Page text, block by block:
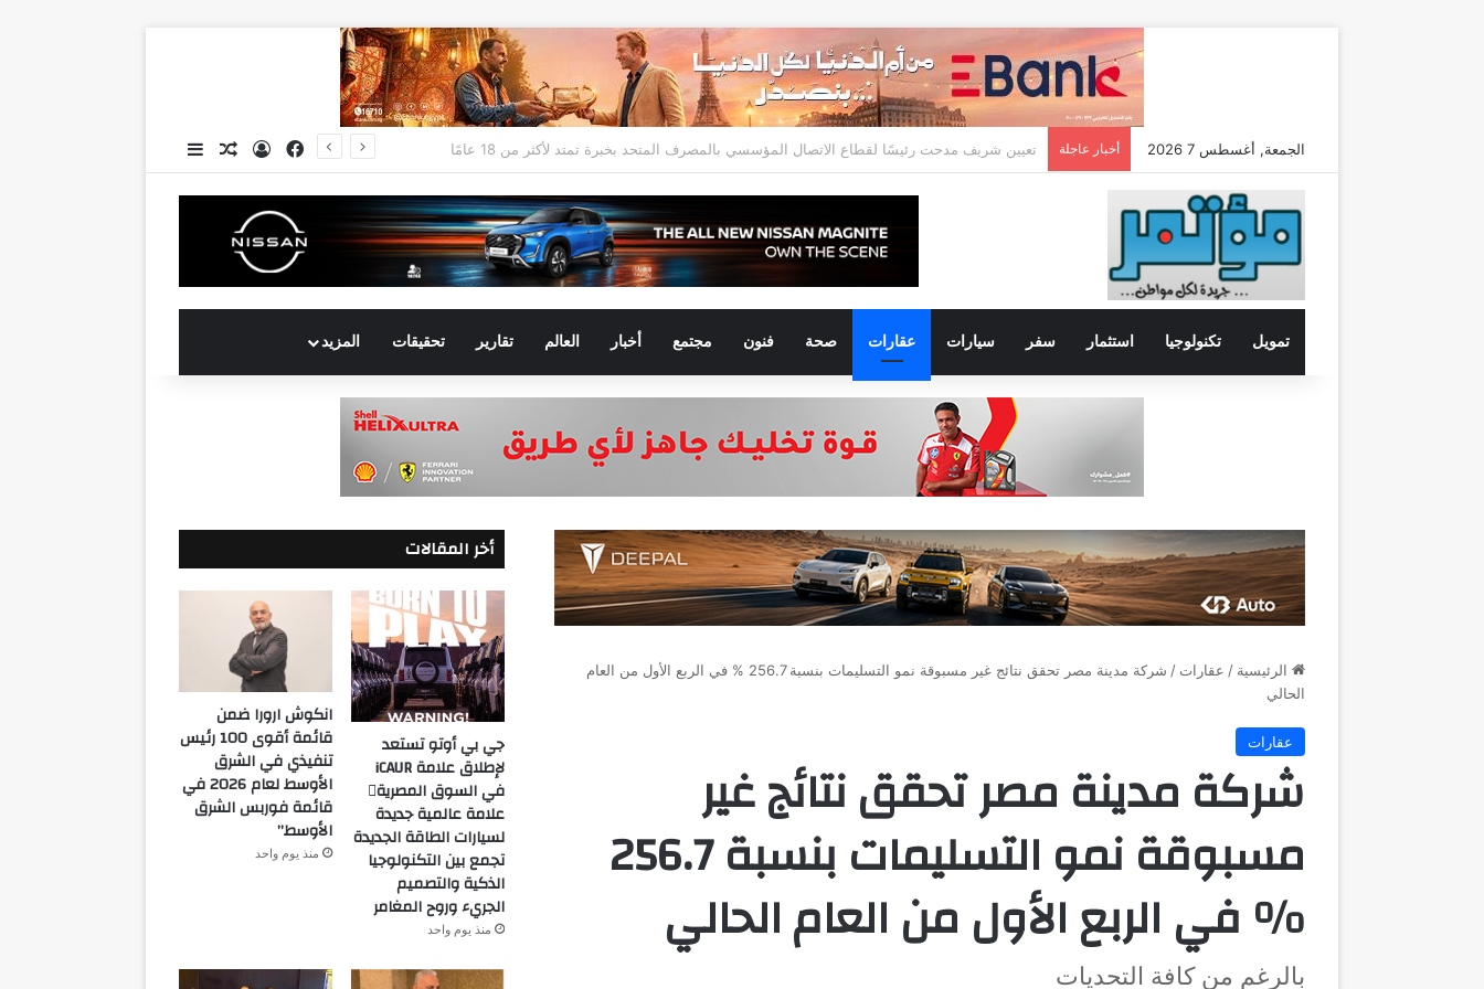
الجمعة, أغسطس 7 2026 أخبار عاجلة فيسبوكتسجيل الدخول
مقال عشوائي
إضافة عمود جانبي
تمويل تكنولوجيا استثمار سفر سيارات عقارات صحة فنون مجتمع أخبار العالم تقارير تحقيقات المزيد
الرئيسية / عقارات /
شركة مدينة مصر تحقق نتائج غير مسبوقة نمو التسليمات بنسبة 256.7 % في الربع الأول من العام
الحالي
عقارات
شركة مدينة مصر تحقق نتائج غير
مسبوقة نمو التسليمات بنسبة 256.7
% في الربع الأول من العام الحالي
بالرغم من كافة التحديات
أخر المقالات
جي بي أوتو تستعد
لإطلاق علامة iCAUR
في السوق المصرية
علامة عالمية جديدة
لسيارات الطاقة الجديدة
تجمع بين التكنولوجيا
الذكية والتصميم
الجريء وروح المغامر
منذ يوم واحد
انكوش ارورا ضمن
قائمة أقوى 100 رئيس
تنفيذي في الشرق
الأوسط لعام 2026 في
قائمة فوربس الشرق
الأوسط”
منذ يوم واحد